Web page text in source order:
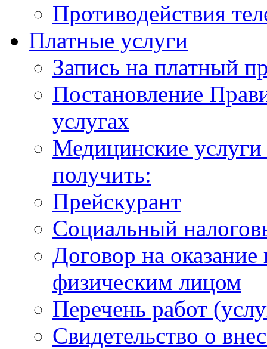
Противодействия
Платные услуги
Запись на платный
Постановление
услугах
Медицинские
получить:
Прейскурант
Социальный
Договор на
физическим лицом
Перечень работ
Свидетельство о